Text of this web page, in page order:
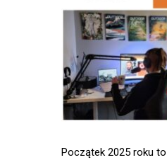
Początek 2025 roku